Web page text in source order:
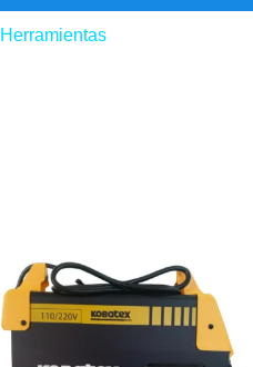
Herramientas